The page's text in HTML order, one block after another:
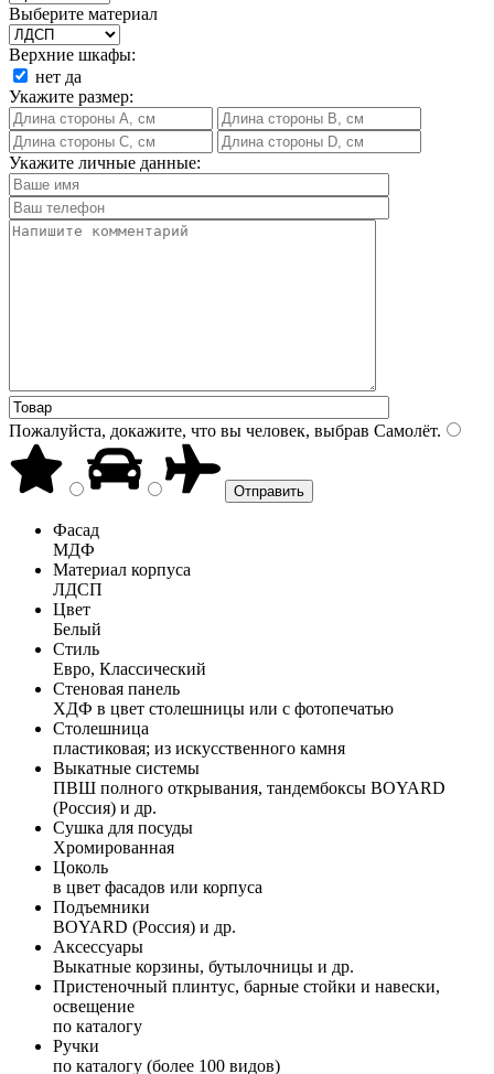
Выберите материал
Верхние шкафы:
нет да
Укажите размер:
Укажите личные данные:
Пожалуйста, докажите, что вы человек, выбрав Самолёт.
Фасад
МДФ
Материал корпуса
ЛДСП
Цвет
Белый
Стиль
Евро, Классический
Стеновая панель
ХДФ в цвет столешницы или с фотопечатью
Столешница
пластиковая; из искусственного камня
Выкатные системы
ПВШ полного открывания, тандембоксы BOYARD
(Россия) и др.
Сушка для посуды
Хромированная
Цоколь
в цвет фасадов или корпуса
Подъемники
BOYARD (Россия) и др.
Аксессуары
Выкатные корзины, бутылочницы и др.
Пристеночный плинтус, барные стойки и навески,
освещение
по каталогу
Ручки
по каталогу (более 100 видов)